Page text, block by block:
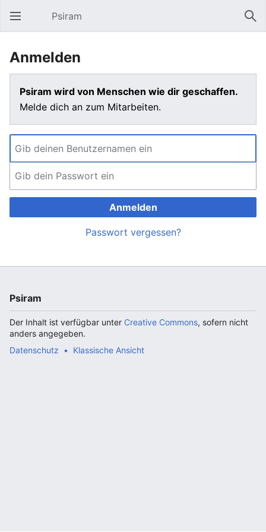
Hauptmenü öffnen Psiram
Anmelden
Psiram wird von Menschen wie dir geschaffen.
Melde dich an zum Mitarbeiten.
Anmelden
Passwort vergessen?
Psiram
Der Inhalt ist verfügbar unter Creative Commons, sofern nicht
anders angegeben.
Datenschutz
Klassische Ansicht